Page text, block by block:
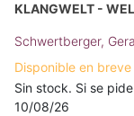
KLANGWELT -
Schwertberger,
Disponible en breve
Sin stock. Si se
10/08/26